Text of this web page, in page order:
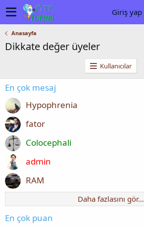
Giriş yap
Anasayfa
Dikkate değer üyeler
Kullanıcılar
En çok mesaj
Hypophrenia
fator
Colocephali
admin
RAM
Daha fazlasını gör…
En çok puan